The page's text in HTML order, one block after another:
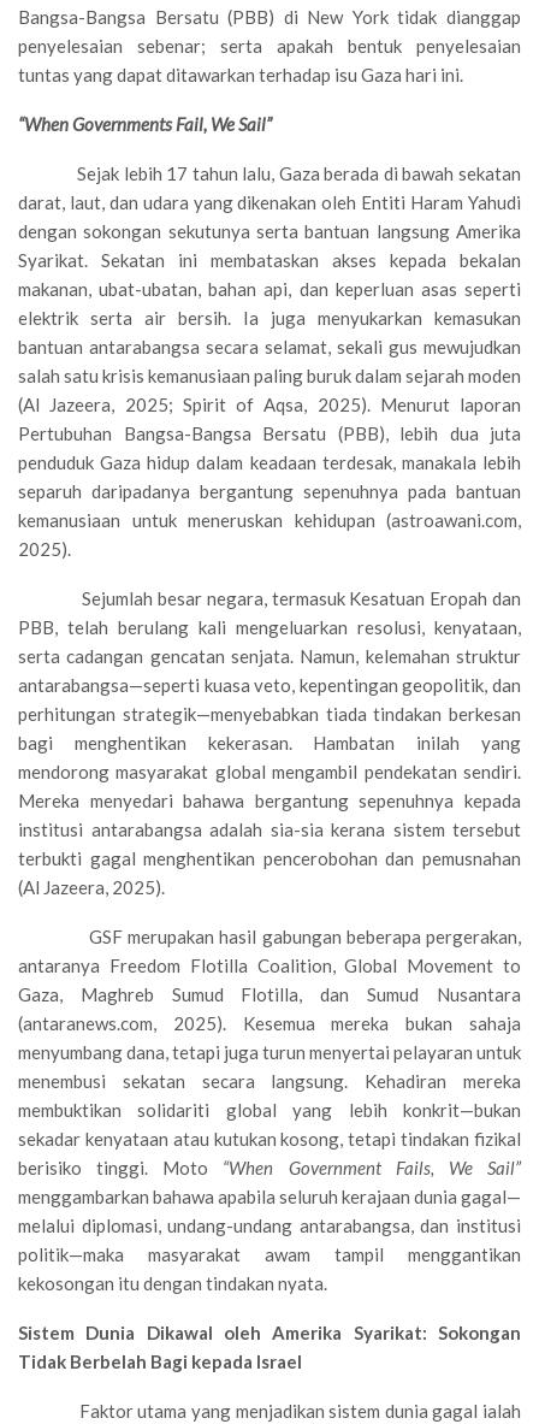
Bangsa-Bangsa Bersatu (PBB) di New York tidak dianggap
penyelesaian sebenar; serta apakah bentuk penyelesaian
tuntas yang dapat ditawarkan terhadap isu Gaza hari ini.
“When Governments Fail, We Sail”
Sejak lebih 17 tahun lalu, Gaza berada di bawah sekatan
darat, laut, dan udara yang dikenakan oleh Entiti Haram Yahudi
dengan sokongan sekutunya serta bantuan langsung Amerika
Syarikat. Sekatan ini membataskan akses kepada bekalan
makanan, ubat-ubatan, bahan api, dan keperluan asas seperti
elektrik serta air bersih. Ia juga menyukarkan kemasukan
bantuan antarabangsa secara selamat, sekali gus mewujudkan
salah satu krisis kemanusiaan paling buruk dalam sejarah moden
(Al Jazeera, 2025; Spirit of Aqsa, 2025). Menurut laporan
Pertubuhan Bangsa-Bangsa Bersatu (PBB), lebih dua juta
penduduk Gaza hidup dalam keadaan terdesak, manakala lebih
separuh daripadanya bergantung sepenuhnya pada bantuan
kemanusiaan untuk meneruskan kehidupan (astroawani.com,
2025).
Sejumlah besar negara, termasuk Kesatuan Eropah dan
PBB, telah berulang kali mengeluarkan resolusi, kenyataan,
serta cadangan gencatan senjata. Namun, kelemahan struktur
antarabangsa—seperti kuasa veto, kepentingan geopolitik, dan
perhitungan strategik—menyebabkan tiada tindakan berkesan
bagi menghentikan kekerasan. Hambatan inilah yang
mendorong masyarakat global mengambil pendekatan sendiri.
Mereka menyedari bahawa bergantung sepenuhnya kepada
institusi antarabangsa adalah sia-sia kerana sistem tersebut
terbukti gagal menghentikan pencerobohan dan pemusnahan
(Al Jazeera, 2025).
GSF merupakan hasil gabungan beberapa pergerakan,
antaranya Freedom Flotilla Coalition, Global Movement to
Gaza, Maghreb Sumud Flotilla, dan Sumud Nusantara
(antaranews.com, 2025). Kesemua mereka bukan sahaja
menyumbang dana, tetapi juga turun menyertai pelayaran untuk
menembusi sekatan secara langsung. Kehadiran mereka
membuktikan solidariti global yang lebih konkrit—bukan
sekadar kenyataan atau kutukan kosong, tetapi tindakan fizikal
berisiko tinggi. Moto “When Government Fails, We Sail”
menggambarkan bahawa apabila seluruh kerajaan dunia gagal—
melalui diplomasi, undang-undang antarabangsa, dan institusi
politik—maka masyarakat awam tampil menggantikan
kekosongan itu dengan tindakan nyata.
Sistem Dunia Dikawal oleh Amerika Syarikat: Sokongan
Tidak Berbelah Bagi kepada Israel
Faktor utama yang menjadikan sistem dunia gagal ialah